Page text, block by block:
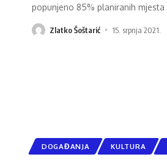
popunjeno 85% planiranih mjesta
Zlatko Šoštarić 15. srpnja 2021.
DOGAĐANJA KULTURA